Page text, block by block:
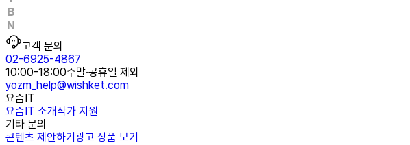
고객 문의
02-6925-4867
10:00-18:00주말·공휴일 제외
yozm_help@wishket.com
요즘IT
요즘IT 소개작가 지원
기타 문의
콘텐츠 제안하기 광고 상품 보기